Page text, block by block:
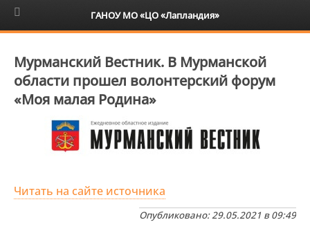
6+
Мурманский Вестник. В Мурманской
области прошел волонтерский форум
«Моя малая Родина»
Читать на сайте источника
Опубликовано: 29.05.2021 в 09:49
ГАНОУ МО «ЦО «Лапландия»